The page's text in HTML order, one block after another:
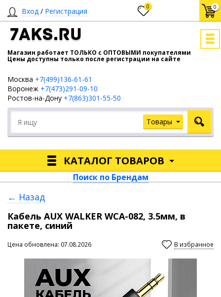
Вход / Регистрация 0 0
7AKS.RU
Магазин работает ТОЛЬКО с ОПТОВЫМИ покупателями
Цены доступны только после регистрации на сайте
Москва +7(499)136-61-61
Воронеж +7(473)291-09-10
Ростов-на-Дону +7(863)301-55-50
Товары
КАТАЛОГ ТОВАРОВ
Поиск по Брендам
← Назад
Кабель AUX WALKER WCA-082, 3.5мм, в
пакете, синий
Цена обновлена: 07.08.2026 В избранное